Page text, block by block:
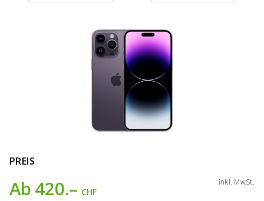
PREIS
Ab 420.– CHF
inkl. MwSt.